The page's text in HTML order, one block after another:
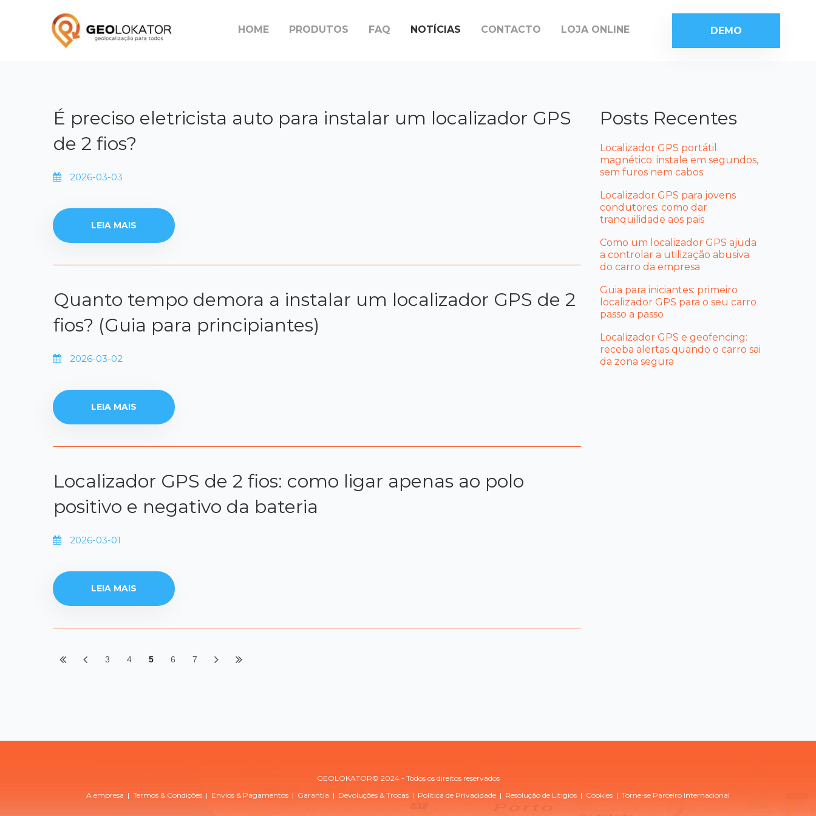
HOME PRODUTOS FAQ NOTÍCIAS CONTACTO LOJA ONLINE DEMO
É preciso eletricista auto para instalar um localizador GPS
de 2 fios?
2026-03-03
LEIA MAIS
Quanto tempo demora a instalar um localizador GPS de 2
fios? (Guia para principiantes)
2026-03-02
LEIA MAIS
Localizador GPS de 2 fios: como ligar apenas ao polo
positivo e negativo da bateria
2026-03-01
LEIA MAIS
3 4 5 6 7
Posts Recentes
Localizador GPS portátil
magnético: instale em segundos,
sem furos nem cabos
Localizador GPS para jovens
condutores: como dar
tranquilidade aos pais
Como um localizador GPS ajuda
a controlar a utilização abusiva
do carro da empresa
Guia para iniciantes: primeiro
localizador GPS para o seu carro
passo a passo
Localizador GPS e geofencing:
receba alertas quando o carro sai
da zona segura
GEOLOKATOR© 2024 - Todos os direitos reservados
A empresa | Termos & Condições | Envios & Pagamentos | Garantia | Devoluções & Trocas | Política de Privacidade | Resolução de Litigios | Cookies | Torne-se Parceiro Internacional